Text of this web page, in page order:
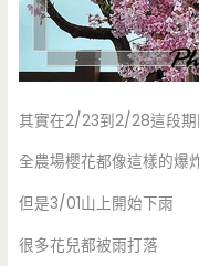
其實在2/23到2/28這段期
全農場櫻花都像這樣的爆
但是3/01山上開始下雨
很多花兒都被雨打落